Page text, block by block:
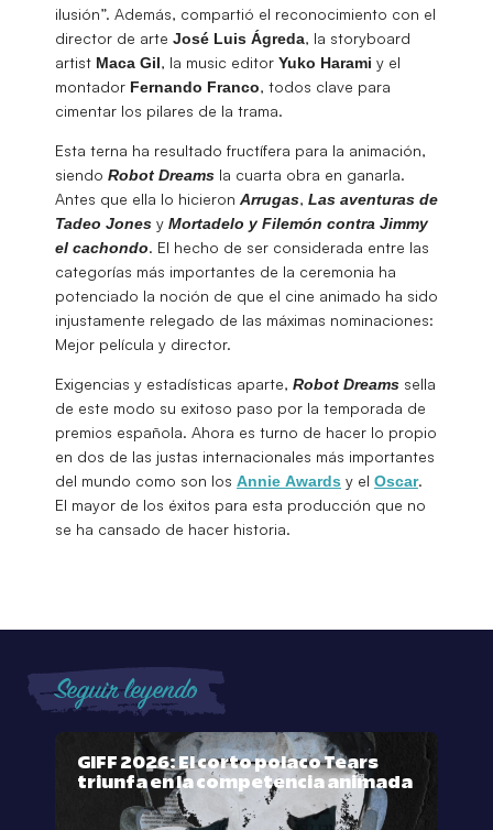
ilusión”. Además, compartió el reconocimiento con el
director de arte José Luis Ágreda, la storyboard
artist Maca Gil, la music editor Yuko Harami y el
montador Fernando Franco, todos clave para
cimentar los pilares de la trama.
Esta terna ha resultado fructífera para la animación,
siendo Robot Dreams la cuarta obra en ganarla.
Antes que ella lo hicieron Arrugas, Las aventuras de
Tadeo Jones y Mortadelo y Filemón contra Jimmy
el cachondo. El hecho de ser considerada entre las
categorías más importantes de la ceremonia ha
potenciado la noción de que el cine animado ha sido
injustamente relegado de las máximas nominaciones:
Mejor película y director.
Exigencias y estadísticas aparte, Robot Dreams sella
de este modo su exitoso paso por la temporada de
premios española. Ahora es turno de hacer lo propio
en dos de las justas internacionales más importantes
del mundo como son los Annie Awards y el Oscar.
El mayor de los éxitos para esta producción que no
se ha cansado de hacer historia.
Seguir leyendo
GIFF 2026: El corto polaco Tears
triunfa en la competencia animada